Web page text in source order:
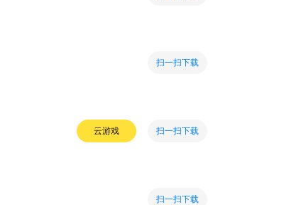
扫一扫下载
云游戏 扫一扫下载
扫一扫下载